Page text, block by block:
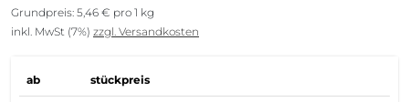
Grundpreis: 5,46 € pro 1 kg
inkl. MwSt (7%) zzgl. Versandkosten
ab stückpreis